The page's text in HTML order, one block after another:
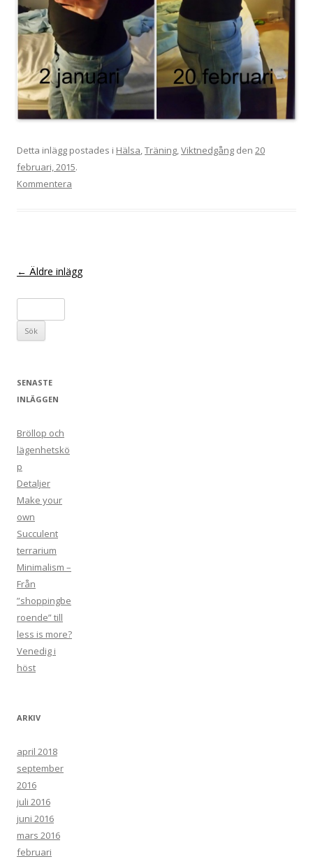
Detta inlägg postades i Hälsa,Träning,Viktnedgång den 20
februari, 2015.
Kommentera
Inläggsnavigering
← Äldre inlägg
ö
k
:
SENASTE
INLÄGGEN
Bröllop och
lägenhetskö
p
Detaljer
Make your
own
Succulent
terrarium
Minimalism –
Från
”shoppingbe
roende” till
less is more?
Venedig i
höst
ARKIV
april 2018
september
2016
juli 2016
juni 2016
mars 2016
februari